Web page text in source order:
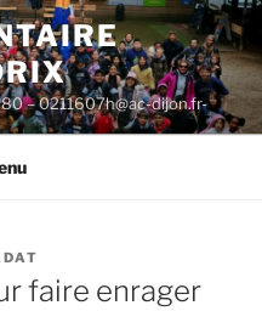
– 0211607h@ac-dijon.fr-
faire enrager